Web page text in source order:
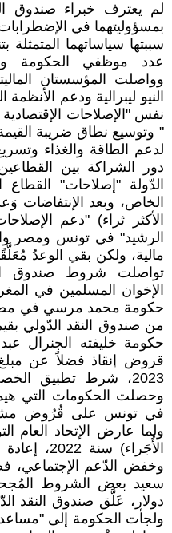
لم يعترف خبراء صندوق
بمسؤوليتهما في الإضطرابات
سببتها سياساتهما
عدد موظفي الحكومة
وواصلت المؤسستان
النيو ليبرالية ودعم
نفس "الإصلاحات
" وتوسيع نطاق ضريبة القيمة
لدعم الطاقة والغذاء
دور الشراكة بين
الدّولة "إصلاحات"
الخاص، وبعد الإنتفاضات
الأكثر ثراء) "دعم
الرشيد" في تونس ومصر
مالية، ولكن بقي الوعدُ
تواصلت شروط صندوق
الإخوان المسلمين في
حكومة خليفته الجنرال
قروض إنقاذ فضلاً عن مبلغ
2023، شرط تطبيق
وحصلت الحكومات التي
ولما عارض الإتحاد العام
الأُجَراء)
وخفض الدّعم
دولار، عَلَّق صندوق النقد
ولجأت الحكومة إلى